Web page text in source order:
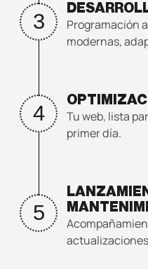
3
Programación
modernas,
4
Tu web, lista
primer día.
5